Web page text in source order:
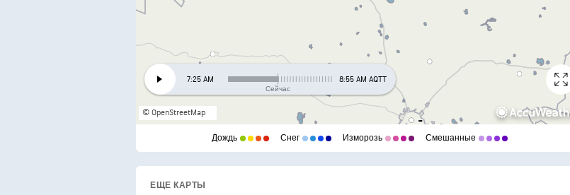
7:25 AM
Сейчас
8:55 AM AQTT
© OpenStreetMap
Дождь Снег Изморозь Смешанные
ЕЩЕ КАРТЫ